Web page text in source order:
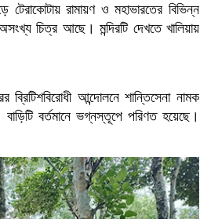
রামায়ণ ও মহাভারতের বিভিন্ন
চিত্র আছে। মন্দিরটি দেখতে খালিয়ায়
ব্রিটিশবিরোধী আন্দোলনে শান্তিসেনা নামক
বর্তমানে ভগ্নস্তূপে পরিণত হয়েছে।